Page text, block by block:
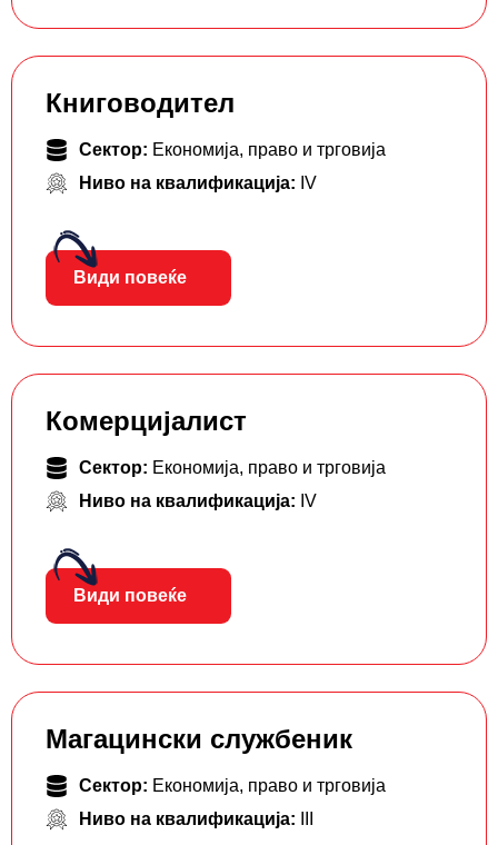
Книговодител
Сектор: Економија, право и трговија
Ниво на квалификација: IV
Види повеќе
Комерцијалист
Сектор: Економија, право и трговија
Ниво на квалификација: IV
Види повеќе
Магацински службеник
Сектор: Економија, право и трговија
Ниво на квалификација: